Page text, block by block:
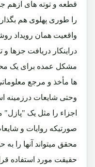
قطعه و توته های ازهم
را طوری پهلوی هم
واقعیت همان رویداد
دراینکار دریافت جزها و
مشکل عمده برای یک
ها مأخذ و مرجع
وحتی شایعات درزمینه
اجزاء را مثل یک "پازل"
صورتیکه روایات و
محقق میتواند آنها را
حقیقت مورد استفاده